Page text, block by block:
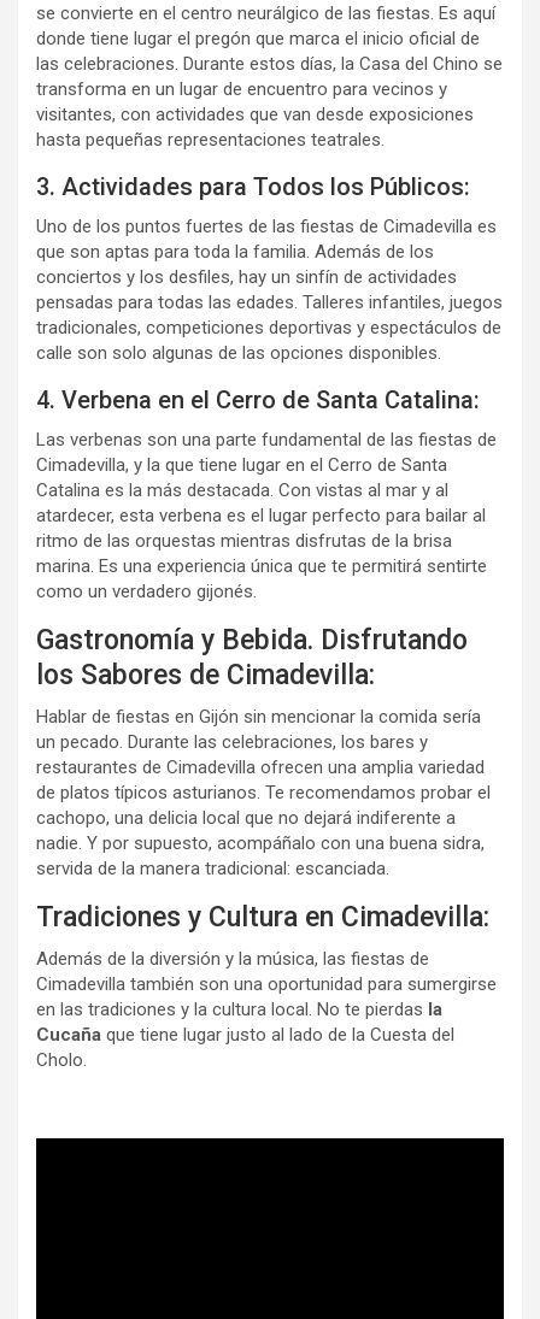
se convierte en el centro neurálgico de las fiestas. Es aquí
donde tiene lugar el pregón que marca el inicio oficial de
las celebraciones. Durante estos días, la Casa del Chino se
transforma en un lugar de encuentro para vecinos y
visitantes, con actividades que van desde exposiciones
hasta pequeñas representaciones teatrales.
3. Actividades para Todos los Públicos:
Uno de los puntos fuertes de las fiestas de Cimadevilla es
que son aptas para toda la familia. Además de los
conciertos y los desfiles, hay un sinfín de actividades
pensadas para todas las edades. Talleres infantiles, juegos
tradicionales, competiciones deportivas y espectáculos de
calle son solo algunas de las opciones disponibles.
4. Verbena en el Cerro de Santa Catalina:
Las verbenas son una parte fundamental de las fiestas de
Cimadevilla, y la que tiene lugar en el Cerro de Santa
Catalina es la más destacada. Con vistas al mar y al
atardecer, esta verbena es el lugar perfecto para bailar al
ritmo de las orquestas mientras disfrutas de la brisa
marina. Es una experiencia única que te permitirá sentirte
como un verdadero gijonés.
Gastronomía y Bebida. Disfrutando
los Sabores de Cimadevilla:
Hablar de fiestas en Gijón sin mencionar la comida sería
un pecado. Durante las celebraciones, los bares y
restaurantes de Cimadevilla ofrecen una amplia variedad
de platos típicos asturianos. Te recomendamos probar el
cachopo, una delicia local que no dejará indiferente a
nadie. Y por supuesto, acompáñalo con una buena sidra,
servida de la manera tradicional: escanciada.
Tradiciones y Cultura en Cimadevilla:
Además de la diversión y la música, las fiestas de
Cimadevilla también son una oportunidad para sumergirse
en las tradiciones y la cultura local. No te pierdas la
Cucaña que tiene lugar justo al lado de la Cuesta del
Cholo.